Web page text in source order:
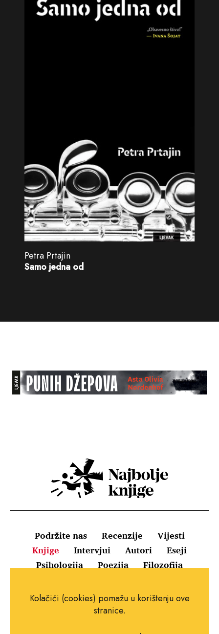
Petra Prtajin
Samo jedna od
Podržite nas Recenzije
Vijesti
Knjige
Intervjui Autori
Eseji
Psihologija
Poezija Filozofija
Uvjeti korištenja
Pravila o kolačićima
Impressum
Kolačići (cookies) pomažu u korištenju ove
stranice.